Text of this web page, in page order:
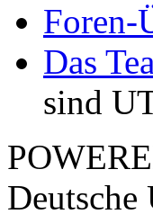
Foren-
Das
sind